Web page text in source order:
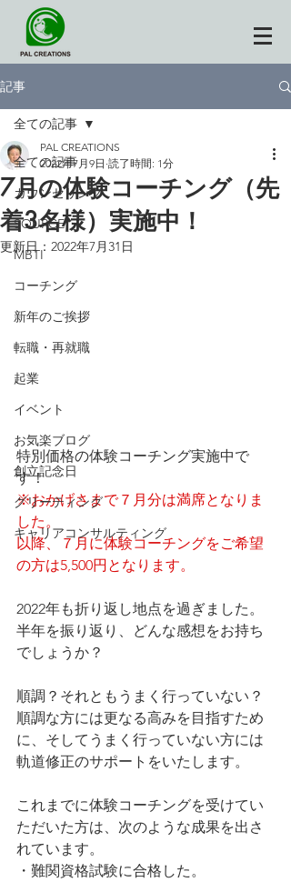
記事
全ての記事
カウンセリング
SOURCE
MBTI
コーチング
新年のご挨拶
転職・再就職
起業
イベント
お気楽ブログ
創立記念日
グリーティング
キャリアコンサルティング
全ての記事
7月の体験コーチング（先
着3名様）実施中！
PAL CREATIONS
2022年7月9日 読了時間: 1分
更新日： 2022年7月31日
特別価格の体験コーチング実施中で
す！
※おかげさまで７月分は満席となりま
した。
以降、７月に体験コーチングをご希望
の方は5,500円となります。
2022年も折り返し地点を過ぎました。
半年を振り返り、どんな感想をお持ち
でしょうか？
順調？それともうまく行っていない？
順調な方には更なる高みを目指すため
に、そしてうまく行っていない方には
軌道修正のサポートをいたします。
これまでに体験コーチングを受けてい
ただいた方は、次のような成果を出さ
れています。
・難関資格試験に合格した。